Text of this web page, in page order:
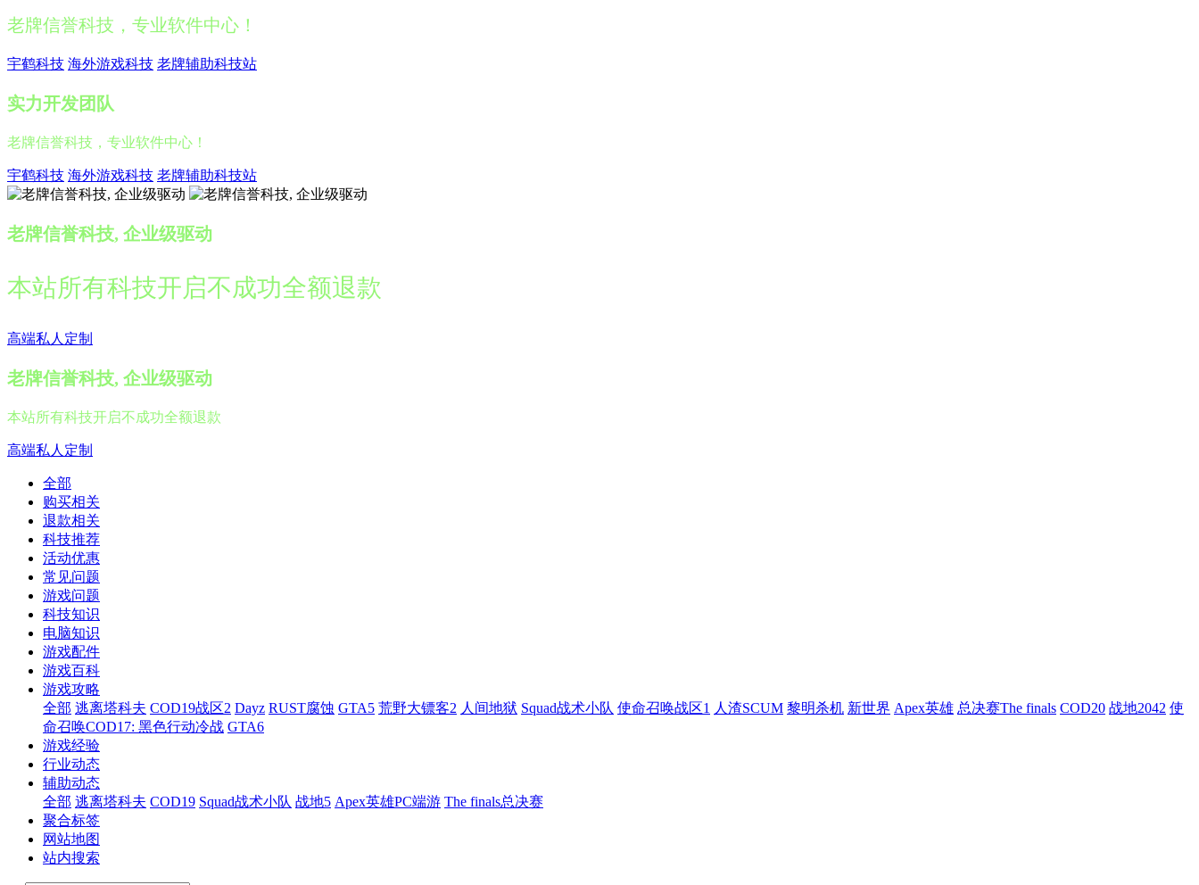
老牌信誉科技，专业软件中心！
宇鹤科技 海外游戏科技 老牌辅助科技站
实力开发团队
老牌信誉科技，专业软件中心！
宇鹤科技 海外游戏科技 老牌辅助科技站
老牌信誉科技, 企业级驱动
本站所有科技开启不成功全额退款
高端私人定制
老牌信誉科技, 企业级驱动
本站所有科技开启不成功全额退款
高端私人定制
全部
购买相关
退款相关
科技推荐
活动优惠
常见问题
游戏问题
科技知识
电脑知识
游戏配件
游戏百科
游戏攻略
全部 逃离塔科夫 COD19战区2 Dayz RUST腐蚀 GTA5 荒野大镖客2 人间地狱 Squad战术小队 使命召唤战区1 人渣SCUM 黎明杀机 新世界 Apex英雄 总决赛The finals COD20 战地2042 使
命召唤COD17: 黑色行动冷战 GTA6
游戏经验
行业动态
辅助动态
全部 逃离塔科夫 COD19 Squad战术小队 战地5 Apex英雄PC端游 The finals总决赛
聚合标签
网站地图
站内搜索